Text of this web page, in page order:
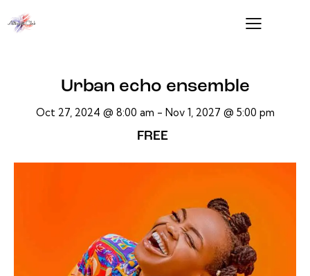
Urban echo ensemble
Oct 27, 2024 @ 8:00 am - Nov 1, 2027 @ 5:00 pm
FREE